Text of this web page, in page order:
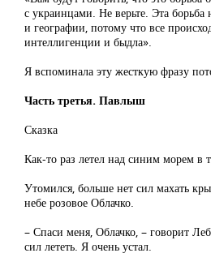
с украинцами. Не верьте. Эта борьба
и географии, потому что все
интеллигенции и быдла».
Я вспоминала эту жесткую фразу
Часть третья. Павлыш
Сказка
Как-то раз летел над синим морем в
Утомился, больше нет сил махать
небе розовое Облачко.
– Спаси меня, Облачко, – говорит
сил лететь. Я очень устал.